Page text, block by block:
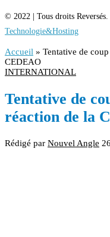
© 2022 | Tous droits
Technologie&Hosting
Accueil » Tentative de
CEDEAO
INTERNATIONAL
Tentative de
réaction de la
Rédigé par Nouvel Angle